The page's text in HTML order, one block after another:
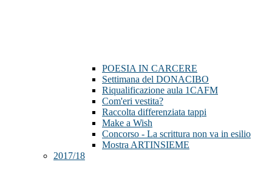
POESIA IN CARCERE
Settimana del DONACIBO
Riqualificazione aula 1CAFM
Com'eri vestita?
Raccolta differenziata tappi
Make a Wish
Concorso - La scrittura non va in esilio
Mostra ARTINSIEME
2017/18